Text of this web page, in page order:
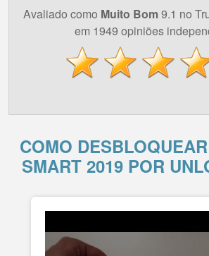
Avaliado como Muito Bom9.1 no
em 1949 opiniões
COMO
SMART 2019 POR